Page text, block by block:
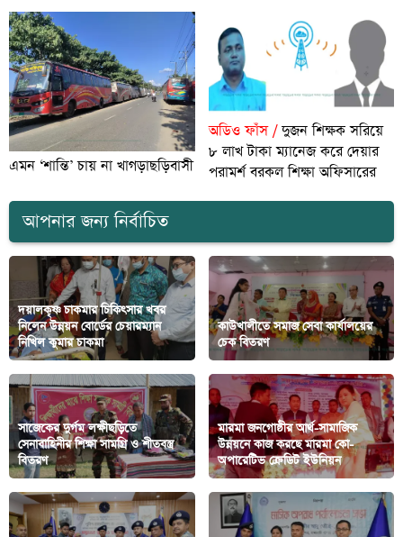
এমন ‘শান্তি’ চায় না খাগড়াছড়িবাসী
অডিও ফাঁস /দুজন শিক্ষক সরিয়ে
৮ লাখ টাকা ম্যানেজ করে দেয়ার
পরামর্শ বরকল শিক্ষা অফিসারের
আপনার জন্য নির্বাচিত
দয়ালকৃষ্ণ চাকমার চিকিৎসার খবর
নিলেন উন্নয়ন বোর্ডের চেয়ারম্যান
নিখিল কুমার চাকমা
কাউখালীতে সমাজ সেবা কার্যালয়ের
চেক বিতরণ
সাজেকের দুর্গম লক্ষীছড়িতে
সেনাবাহিনীর শিক্ষা সামগ্রি ও শীতবস্ত্র
বিতরণ
মারমা জনগোষ্ঠীর আর্থ-সামাজিক
উন্নয়নে কাজ করছে মারমা কো-
অপারেটিভ ক্রেডিট ইউনিয়ন